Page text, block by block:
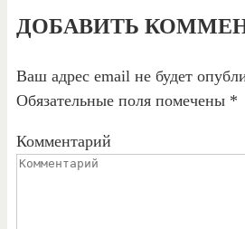
ДОБАВИТЬ
Ваш адрес email не будет
Обязательные поля помечены *
Комментарий